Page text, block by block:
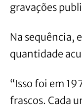
gravações
Na sequência,
quantidade
“Isso foi em
frascos. Cada